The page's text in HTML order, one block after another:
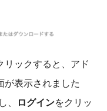
ックすると、アド
が表示されました
、
ログインをクリッ